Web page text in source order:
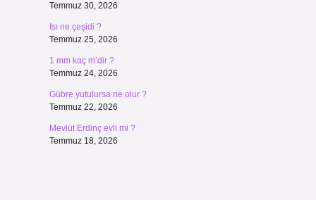
Temmuz 30, 2026
Isı ne çeşidi ?
Temmuz 25, 2026
1 mm kaç m’dir ?
Temmuz 24, 2026
Gübre yutulursa ne olur ?
Temmuz 22, 2026
Mevlüt Erdinç evli mi ?
Temmuz 18, 2026